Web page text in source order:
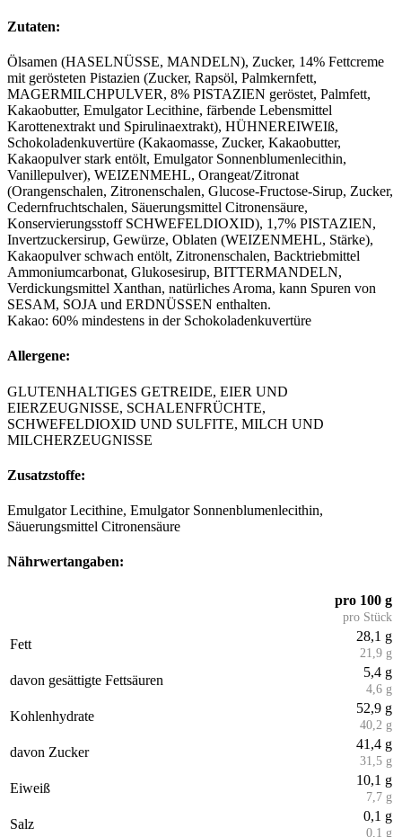
Zutaten:
Ölsamen (HASELNÜSSE, MANDELN), Zucker, 14% Fettcreme
mit gerösteten Pistazien (Zucker, Rapsöl, Palmkernfett,
MAGERMILCHPULVER, 8% PISTAZIEN geröstet, Palmfett,
Kakaobutter, Emulgator Lecithine, färbende Lebensmittel
Karottenextrakt und Spirulinaextrakt), HÜHNEREIWEIß,
Schokoladenkuvertüre (Kakaomasse, Zucker, Kakaobutter,
Kakaopulver stark entölt, Emulgator Sonnenblumenlecithin,
Vanillepulver), WEIZENMEHL, Orangeat/Zitronat
(Orangenschalen, Zitronenschalen, Glucose-Fructose-Sirup, Zucker,
Cedernfruchtschalen, Säuerungsmittel Citronensäure,
Konservierungsstoff SCHWEFELDIOXID), 1,7% PISTAZIEN,
Invertzuckersirup, Gewürze, Oblaten (WEIZENMEHL, Stärke),
Kakaopulver schwach entölt, Zitronenschalen, Backtriebmittel
Ammoniumcarbonat, Glukosesirup, BITTERMANDELN,
Verdickungsmittel Xanthan, natürliches Aroma, kann Spuren von
SESAM, SOJA und ERDNÜSSEN enthalten.
Kakao: 60% mindestens in der Schokoladenkuvertüre
Allergene:
GLUTENHALTIGES GETREIDE, EIER UND
EIERZEUGNISSE, SCHALENFRÜCHTE,
SCHWEFELDIOXID UND SULFITE, MILCH UND
MILCHERZEUGNISSE
Zusatzstoffe:
Emulgator Lecithine, Emulgator Sonnenblumenlecithin,
Säuerungsmittel Citronensäure
Nährwertangaben:
pro 100 g
pro Stück
Fett
28,1 g
21,9 g
davon gesättigte Fettsäuren
5,4 g
4,6 g
Kohlenhydrate
52,9 g
40,2 g
davon Zucker
41,4 g
31,5 g
Eiweiß
10,1 g
7,7 g
Salz
0,1 g
0,1 g